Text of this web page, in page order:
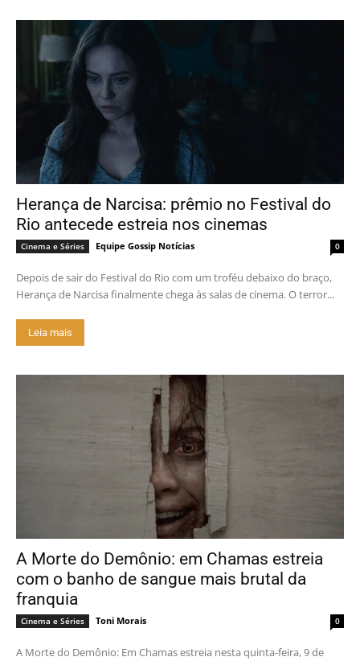
Herança de Narcisa: prêmio no Festival do
Rio antecede estreia nos cinemas
Cinema e Séries Equipe Gossip Notícias 0
Depois de sair do Festival do Rio com um troféu debaixo do braço,
Herança de Narcisa finalmente chega às salas de cinema. O terror...
Leia mais
A Morte do Demônio: em Chamas estreia
com o banho de sangue mais brutal da
franquia
Cinema e Séries Toni Morais 0
A Morte do Demônio: Em Chamas estreia nesta quinta-feira, 9 de